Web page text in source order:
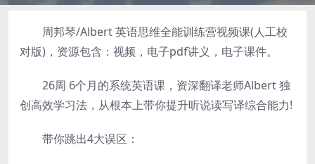
周邦琴/Albert 英语思维全能训练营视频课(人工校
对版)，资源包含：视频，电子pdf讲义，电子课件。
26周 6个月的系统英语课，资深翻译老师Albert 独
创高效学习法，从根本上带你提升听说读写译综合能力!
带你跳出4大误区：